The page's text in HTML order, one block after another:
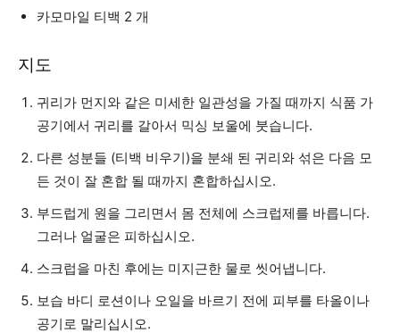
카모마일 티백 2 개
지도
귀리가 먼지와 같은 미세한 일관성을 가질 때까지 식품 가
공기에서 귀리를 갈아서 믹싱 보울에 붓습니다.
다른 성분들 (티백 비우기)을 분쇄 된 귀리와 섞은 다음 모
든 것이 잘 혼합 될 때까지 혼합하십시오.
부드럽게 원을 그리면서 몸 전체에 스크럽제를 바릅니다.
그러나 얼굴은 피하십시오.
스크럽을 마친 후에는 미지근한 물로 씻어냅니다.
보습 바디 로션이나 오일을 바르기 전에 피부를 타올이나
공기로 말리십시오.